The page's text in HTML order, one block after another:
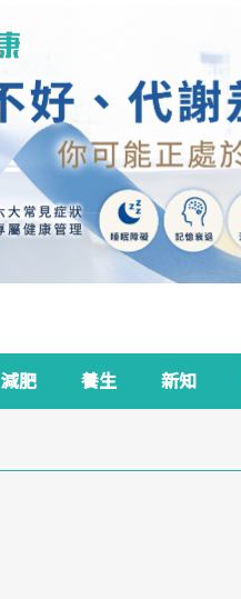
減肥 養生 新知